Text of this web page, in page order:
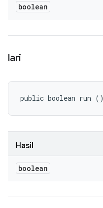
boolean
lari
public boolean run ()
Hasil
boolean